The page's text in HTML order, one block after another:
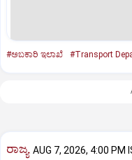
#ಅಬಕಾರಿ ಇಲಾಖೆ #Transport
ರಾಜ್ಯ AUG 7, 2026, 4:00 PM